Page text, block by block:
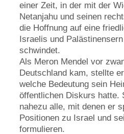
einer Zeit, in der mit der
Netanjahu und seinen
die Hoffnung auf eine
Israelis und
schwindet.
Als Meron Mendel vor
Deutschland kam, stellte
welche Bedeutung sein
öffentlichen Diskurs hatte.
nahezu alle, mit denen er
Positionen zu Israel und
formulieren.